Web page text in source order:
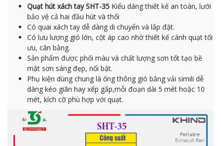
Quạt hút xách tay SHT-35 Kiểu dáng thiết kế an toàn, lưới
bảo vệ cả hai đầu hút và thổi
Có quai xách tay dễ dàng di chuyển và lắp đặt.
Có lưu lượng gió lớn, cột áp cao nhờ thiết kế cánh quạt tối
ưu, cân bằng.
Sản phẩm được phối màu và chất lượng sơn tốt tạo bề
mặt sơn sáng đẹp, nổi bật.
Phụ kiện dùng chung là ống thông gió bằng vải simili dễ
dàng kéo giãn hay xếp gấp,mỗi đoạn dài 5 mét hoặc 10
mét, kích cỡ phù hợp với quạt.